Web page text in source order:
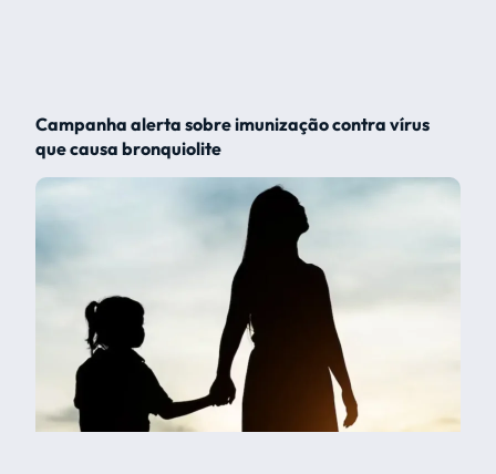
Campanha alerta sobre imunização contra vírus
que causa bronquiolite